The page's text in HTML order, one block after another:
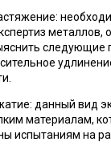
металлов,
следующие
данный вид
материалам,
испытаниям на